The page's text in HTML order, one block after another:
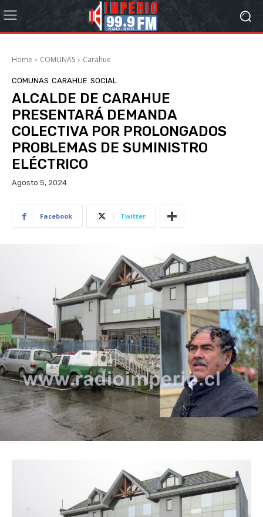
Home COMUNAS Carahue
COMUNAS CARAHUE SOCIAL
ALCALDE DE CARAHUE
PRESENTARÁ DEMANDA
COLECTIVA POR PROLONGADOS
PROBLEMAS DE SUMINISTRO
ELÉCTRICO
Agosto 5, 2024
Facebook Twitter